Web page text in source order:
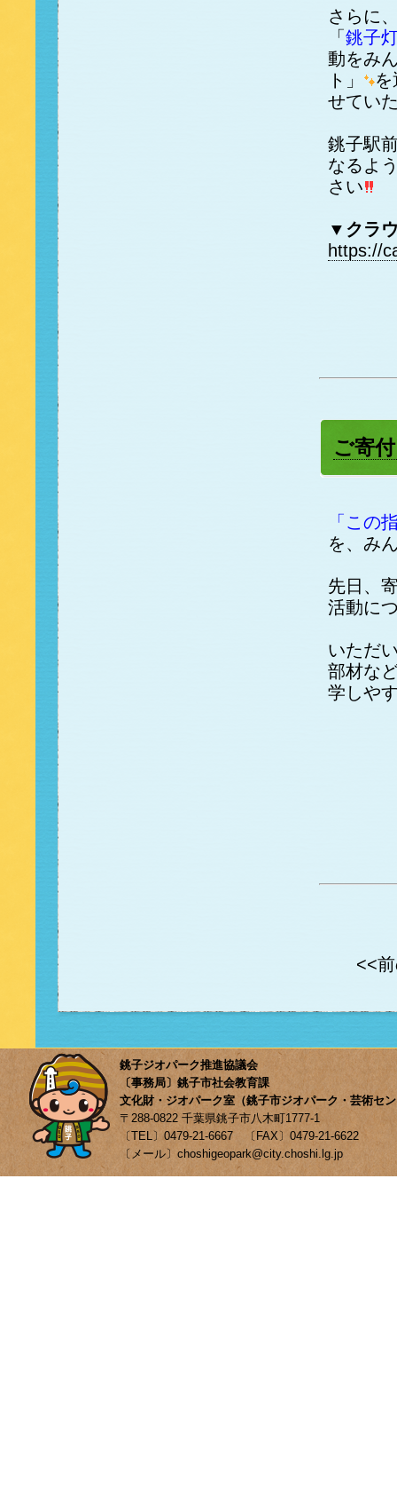
さらに
「 銚子
動をみ
ト」
せてい
銚子駅
なるよ
さい
▼クラ
https://
ご寄
「この
を、み
先日、
活動に
いただ
部材な
学しや
<<
銚子ジオパーク推進協議会
〔事務局〕銚子市社会教育課
文化財・ジオパーク室（銚子市ジオパーク・芸術セ
〒288-0822 千葉県銚子市八木町1777-1
〔TEL〕0479-21-6667 〔FAX〕0479-21-6622
〔メール〕choshigeopark@city.choshi.lg.jp